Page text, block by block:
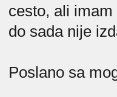
cesto, ali
do sada nije
Poslano sa